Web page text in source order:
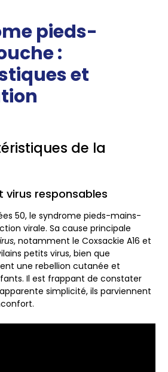
pieds-
:
et
de la
virus responsables
50, le syndrome pieds-mains-
virale. Sa cause principale
, notamment le Coxsackie A16 et
petits virus, bien que
une rebellion cutanée et
Il est frappant de constater
simplicité, ils parviennent